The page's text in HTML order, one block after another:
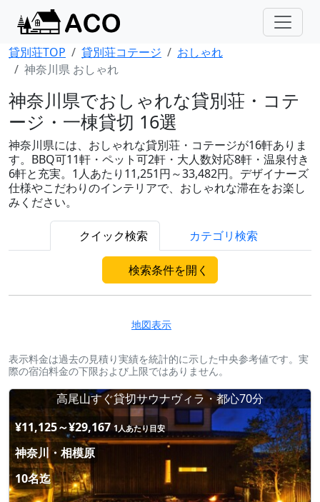
貸別荘TOP 貸別荘コテージ
おしゃれ
神奈川県 おしゃれ
神奈川県でおしゃれな貸別荘・コテ
ージ・一棟貸切 16選
神奈川県には、おしゃれな貸別荘・コテージが16軒ありま
す。BBQ可11軒・ペット可2軒・大人数対応8軒・温泉付き
6軒と充実。1人あたり11,251円～33,482円。デザイナーズ
仕様やこだわりのインテリアで、おしゃれな滞在をお楽し
みください。
クイック検索 カテゴリ検索
検索条件を開く
地図表示
表示料金は過去の見積り実績を統計的に示した中央参考値です。実
際の宿泊料金の下限および上限ではありません。
高尾山すぐ貸切サウナヴィラ・都心70分
¥11,125～¥29,167 1人あたり目安
神奈川・相模原
10名迄